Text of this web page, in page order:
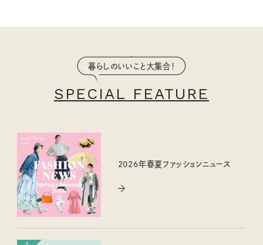
暮らしのいいこと大集合！
SPECIAL FEATURE
2026年春夏ファッションニュース